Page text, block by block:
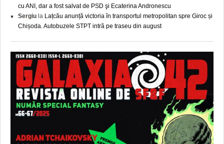
cu ANI, dar a fost salvat de PSD şi Ecaterina Andronescu
Sergiu la Lațcău anunță victoria în transportul metropolitan spre Giroc și
Chișoda. Autobuzele STPT intră pe traseu din august